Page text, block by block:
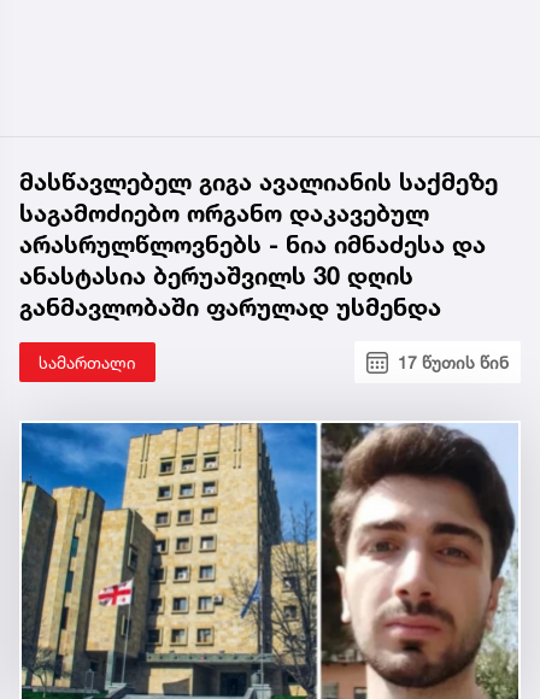
მასწავლებელ გიგა ავალიანის საქმეზე
საგამოძიებო ორგანო დაკავებულ
არასრულწლოვნებს - ნია იმნაძესა და
ანასტასია ბერუაშვილს 30 დღის
განმავლობაში ფარულად უსმენდა
სამართალი 17 წუთის წინ